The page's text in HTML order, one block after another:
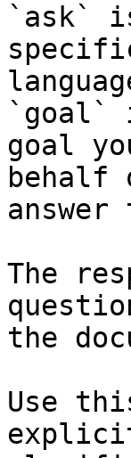
`ask`
`goal`
goal
behalf
The
the
Use